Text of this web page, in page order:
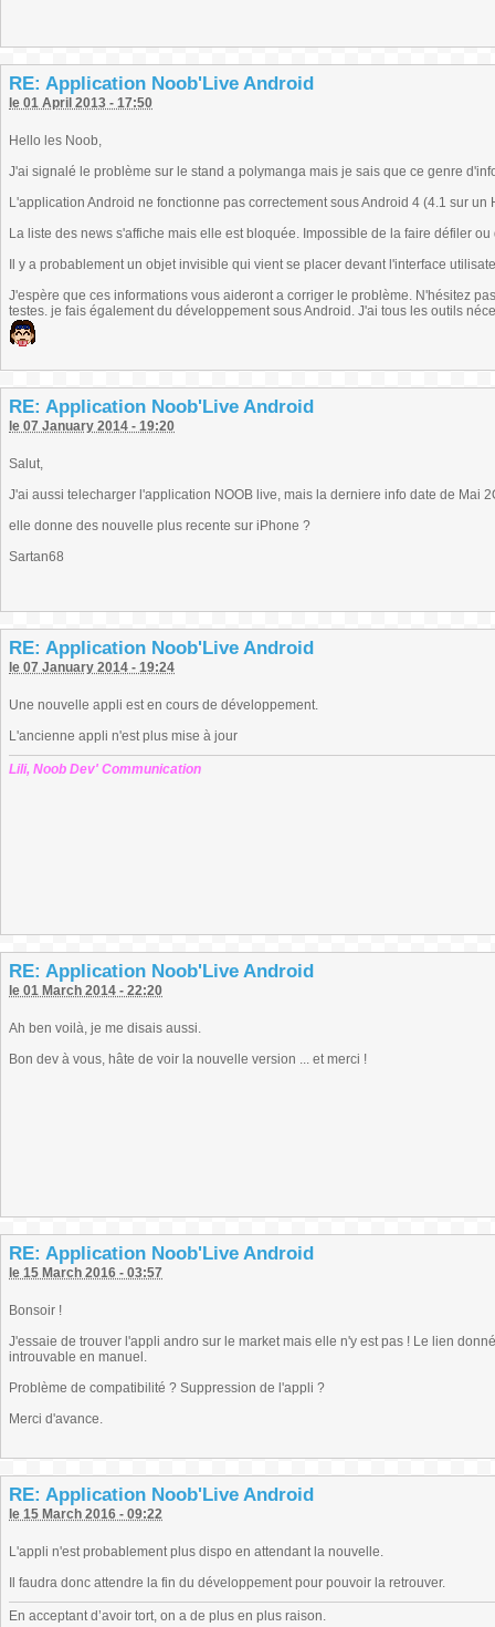
RE: Application Noob'Live Android
le 01 April 2013 - 17:50
Hello les Noob,
J'ai signalé le problème sur le stand a polymanga mais je sais que ce genre
L'application Android ne fonctionne pas correctement sous Android 4 (4.1 sur un
La liste des news s'affiche mais elle est bloquée. Impossible de la faire défiler
Il y a probablement un objet invisible qui vient se placer devant l'interface
J'espère que ces informations vous aideront a corriger le problème. N'hésitez
testes. je fais également du développement sous Android. J'ai tous les outils
RE: Application Noob'Live Android
le 07 January 2014 - 19:20
Salut,
J'ai aussi telecharger l'application NOOB live, mais la derniere info date de Mai
elle donne des nouvelle plus recente sur iPhone ?
Sartan68
RE: Application Noob'Live Android
le 07 January 2014 - 19:24
Une nouvelle appli est en cours de développement.
L'ancienne appli n'est plus mise à jour
Lili, Noob Dev' Communication
RE: Application Noob'Live Android
le 01 March 2014 - 22:20
Ah ben voilà, je me disais aussi.
Bon dev à vous, hâte de voir la nouvelle version ... et merci !
RE: Application Noob'Live Android
le 15 March 2016 - 03:57
Bonsoir !
J'essaie de trouver l'appli andro sur le market mais elle n'y est pas ! Le lien
introuvable en manuel.
Problème de compatibilité ? Suppression de l'appli ?
Merci d'avance.
RE: Application Noob'Live Android
le 15 March 2016 - 09:22
L'appli n'est probablement plus dispo en attendant la nouvelle.
Il faudra donc attendre la fin du développement pour pouvoir la retrouver.
En acceptant d’avoir tort, on a de plus en plus raison.